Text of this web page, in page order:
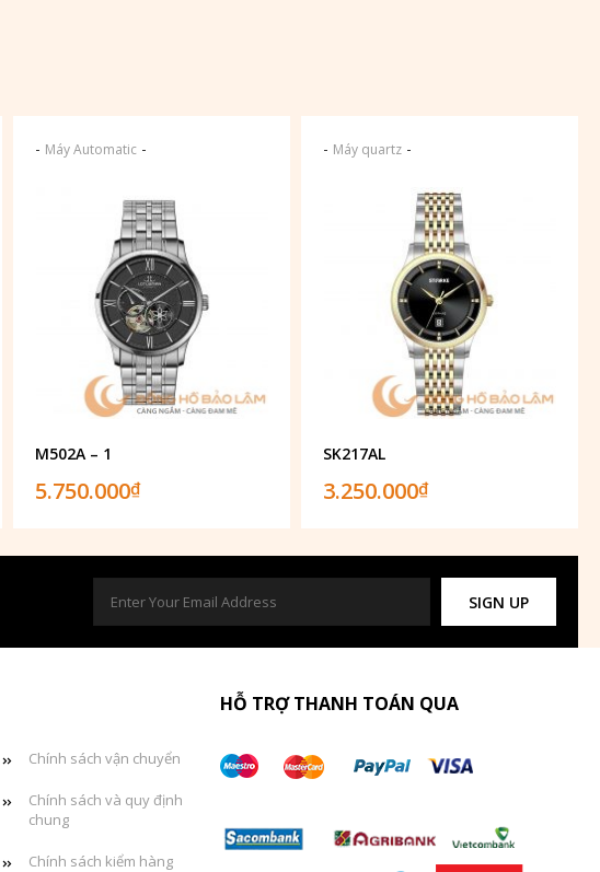
- Máy Automatic -
M502A – 1
5.750.000₫
- Máy quartz -
SK217AL
3.250.000₫
SIGN UP
Chính sách vận chuyển
Chính sách và quy định
chung
Chính sách kiểm hàng
HỖ TRỢ THANH TOÁN QUA